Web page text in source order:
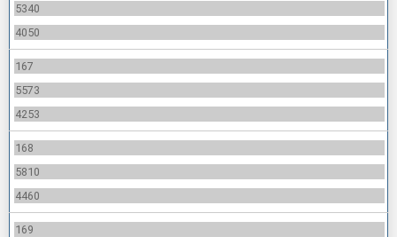
5340
4050
167
5573
4253
168
5810
4460
169